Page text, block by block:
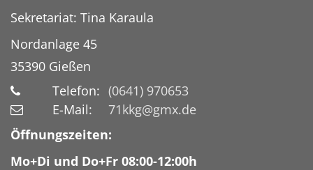
Sekretariat: Tina Karaula
Nordanlage 45
35390 Gießen
Telefon: (0641) 970653
E-Mail:
71kkg@gmx.de
Öffnungszeiten:
Mo+Di und Do+Fr 08:00-12:00h